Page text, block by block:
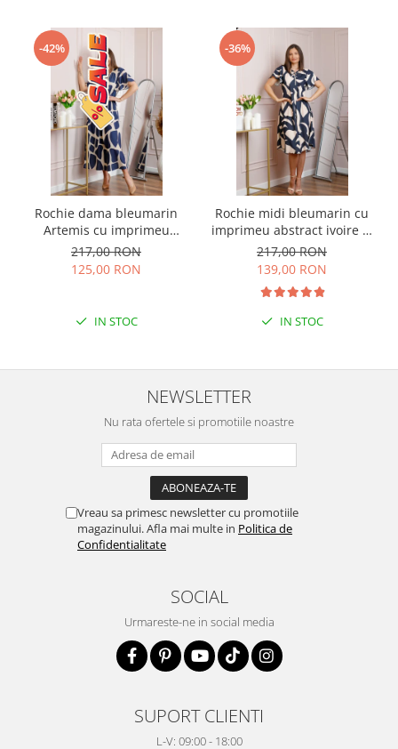
-42%
Rochie dama bleumarin
Artemis cu imprimeu
abstract si cordon in talie
217,00 RON
125,00 RON
IN STOC
-36%
Rochie midi bleumarin cu
imprimeu abstract ivoire si
snur la decolteu Shelby
217,00 RON
139,00 RON
IN STOC
NEWSLETTER
Nu rata ofertele si promotiile noastre
Vreau sa primesc newsletter cu promotiile
magazinului. Afla mai multe in Politica de
Confidentialitate
SOCIAL
Urmareste-ne in social media
SUPORT CLIENTI
L-V: 09:00 - 18:00